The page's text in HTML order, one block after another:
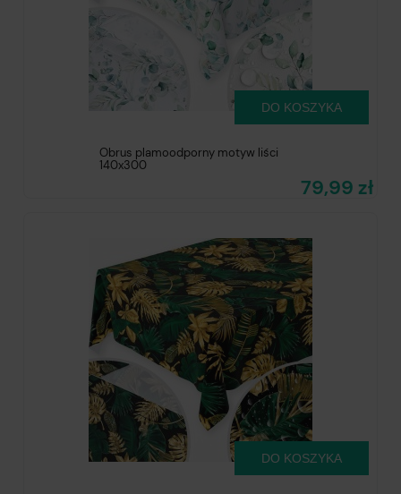
Obrus plamoodporny motyw liści
140x300
79,99 zł
DO KOSZYKA
DO KOSZYKA